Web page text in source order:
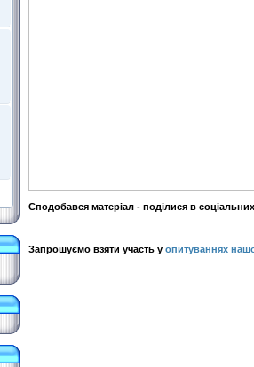
Сподобався матеріал - поділися в
Запрошуємо взяти участь у опитуваннях